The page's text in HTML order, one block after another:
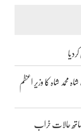
محمد شاہ کا وزیر اعظم
ساتھ حالات خراب